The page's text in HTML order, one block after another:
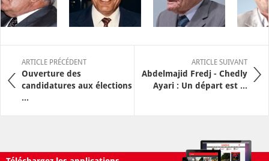
ARTICLE PRÉCÉDENT
Ouverture des
candidatures aux élections
...
ARTICLE SUIVANT
Abdelmajid Fredj - Chedly
Ayari : Un départ est ...